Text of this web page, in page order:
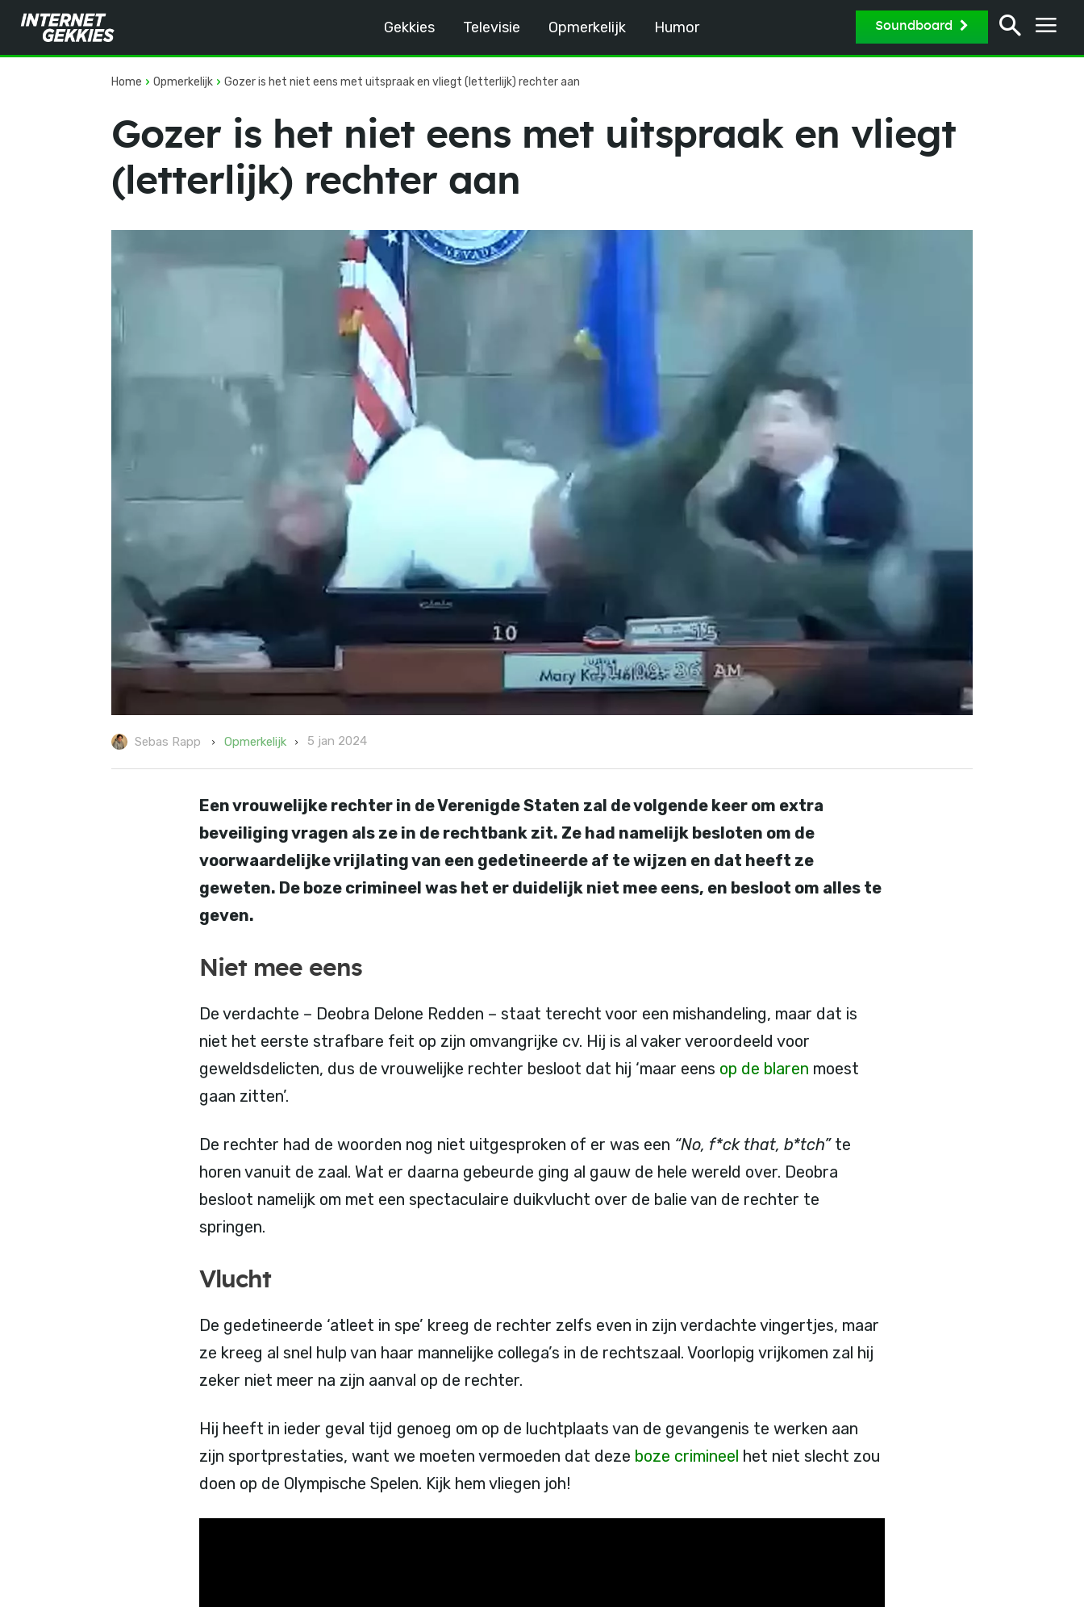
Gekkies Televisie Opmerkelijk Humor Soundboard
Home Opmerkelijk Gozer is het niet eens met uitspraak en vliegt (letterlijk) rechter aan
Gozer is het niet eens met uitspraak en vliegt
(letterlijk) rechter aan
Sebas Rapp Opmerkelijk 5 jan 2024
Een vrouwelijke rechter in de Verenigde Staten zal de volgende keer om extra
beveiliging vragen als ze in de rechtbank zit. Ze had namelijk besloten om de
voorwaardelijke vrijlating van een gedetineerde af te wijzen en dat heeft ze
geweten. De boze crimineel was het er duidelijk niet mee eens, en besloot om alles te
geven.
Niet mee eens
De verdachte – Deobra Delone Redden – staat terecht voor een mishandeling, maar dat is
niet het eerste strafbare feit op zijn omvangrijke cv. Hij is al vaker veroordeeld voor
geweldsdelicten, dus de vrouwelijke rechter besloot dat hij ‘maar eens op de blaren moest
gaan zitten’.
De rechter had de woorden nog niet uitgesproken of er was een “No, f*ck that, b*tch”te
horen vanuit de zaal. Wat er daarna gebeurde ging al gauw de hele wereld over. Deobra
besloot namelijk om met een spectaculaire duikvlucht over de balie van de rechter te
springen.
Vlucht
De gedetineerde ‘atleet in spe’ kreeg de rechter zelfs even in zijn verdachte vingertjes, maar
ze kreeg al snel hulp van haar mannelijke collega’s in de rechtszaal. Voorlopig vrijkomen zal hij
zeker niet meer na zijn aanval op de rechter.
Hij heeft in ieder geval tijd genoeg om op de luchtplaats van de gevangenis te werken aan
zijn sportprestaties, want we moeten vermoeden dat deze boze crimineel het niet slecht zou
doen op de Olympische Spelen. Kijk hem vliegen joh!